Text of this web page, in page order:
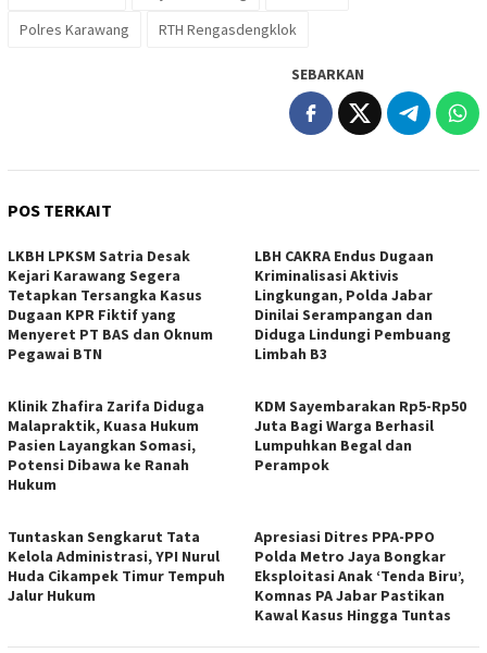
Polres Karawang
RTH Rengasdengklok
SEBARKAN
POS TERKAIT
LKBH LPKSM Satria Desak
Kejari Karawang Segera
Tetapkan Tersangka Kasus
Dugaan KPR Fiktif yang
Menyeret PT BAS dan Oknum
Pegawai BTN
LBH CAKRA Endus Dugaan
Kriminalisasi Aktivis
Lingkungan, Polda Jabar
Dinilai Serampangan dan
Diduga Lindungi Pembuang
Limbah B3
Klinik Zhafira Zarifa Diduga
Malapraktik, Kuasa Hukum
Pasien Layangkan Somasi,
Potensi Dibawa ke Ranah
Hukum
KDM Sayembarakan Rp5-Rp50
Juta Bagi Warga Berhasil
Lumpuhkan Begal dan
Perampok
Tuntaskan Sengkarut Tata
Kelola Administrasi, YPI Nurul
Huda Cikampek Timur Tempuh
Jalur Hukum
Apresiasi Ditres PPA-PPO
Polda Metro Jaya Bongkar
Eksploitasi Anak ‘Tenda Biru’,
Komnas PA Jabar Pastikan
Kawal Kasus Hingga Tuntas